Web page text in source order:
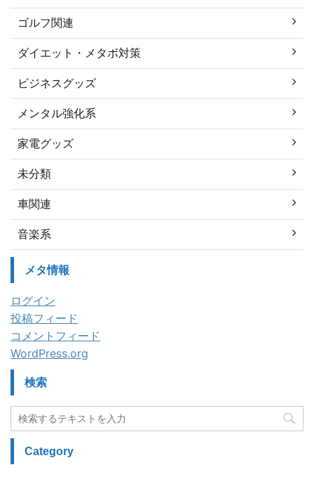
ゴルフ関連
ダイエット・メタボ対策
ビジネスグッズ
メンタル強化系
家電グッズ
未分類
車関連
音楽系
メタ情報
ログイン
投稿フィード
コメントフィード
WordPress.org
検索
Category